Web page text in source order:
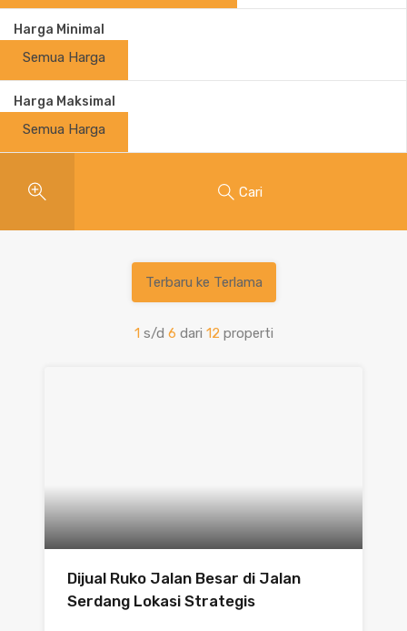
Harga Minimal
Semua Harga
Harga Maksimal
Semua Harga
Cari
1 s/d 6 dari 12 properti
Terbaru ke Terlama
Dijual Ruko Jalan Besar di Jalan
Serdang Lokasi Strategis